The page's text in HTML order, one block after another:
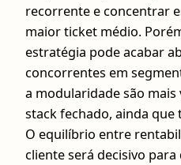
recorrente e concentrar
maior ticket médio.
estratégia pode acabar
concorrentes em
a modularidade são
stack fechado, ainda que
O equilíbrio entre
cliente será decisivo para